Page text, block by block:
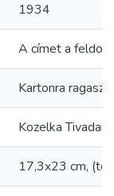
1934
A címet a
Kartonra
Kozelka Tivadar
17,3x23 cm,